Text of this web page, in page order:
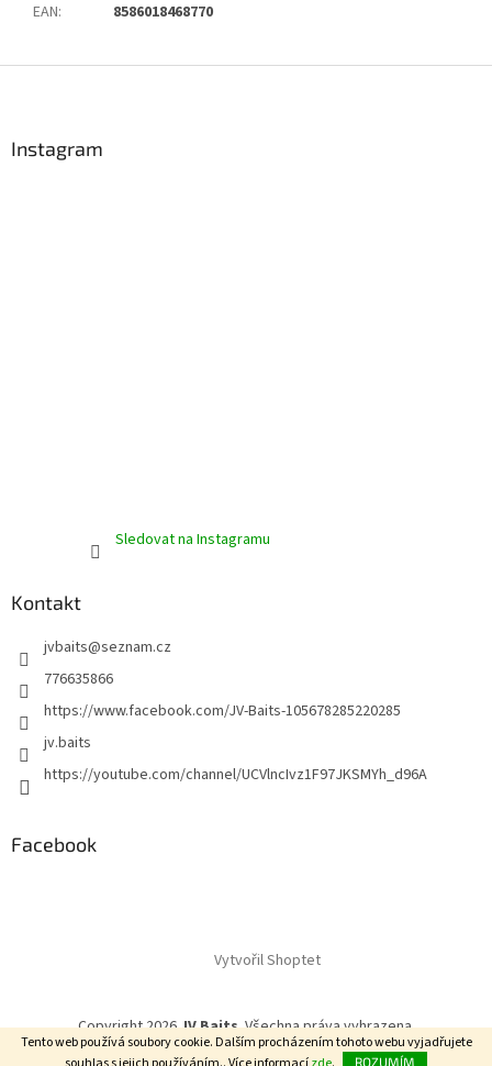
Tento web používá soubory cookie. Dalším procházením tohoto webu vyjadřujete
ROZUMÍM
EAN: 8586018468770
Instagram
Sledovat na Instagramu
Kontakt
jvbaits@seznam.cz
776635866
https://www.facebook.com/JV-Baits-105678285220285
jv.baits
https://youtube.com/channel/UCVlncIvz1F97JKSMYh_d96A
Facebook
Vytvořil Shoptet
Copyright 2026JV Baits. Všechna práva vyhrazena.